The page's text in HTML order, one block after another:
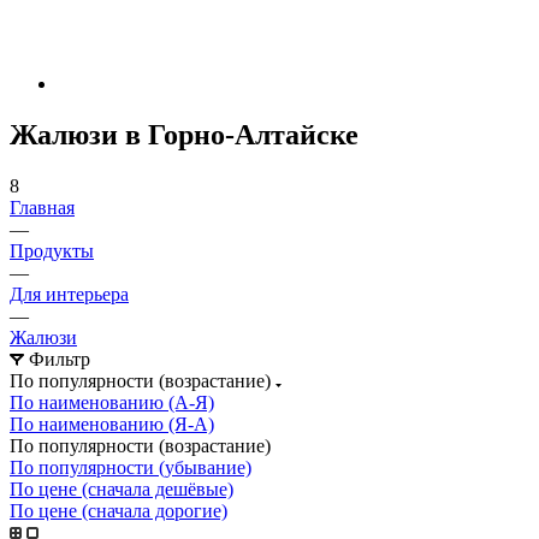
Жалюзи в Горно-Алтайске
8
Главная
—
Продукты
—
Для интерьера
—
Жалюзи
Фильтр
По популярности (возрастание)
По наименованию (А-Я)
По наименованию (Я-А)
По популярности (возрастание)
По популярности (убывание)
По цене (сначала дешёвые)
По цене (сначала дорогие)